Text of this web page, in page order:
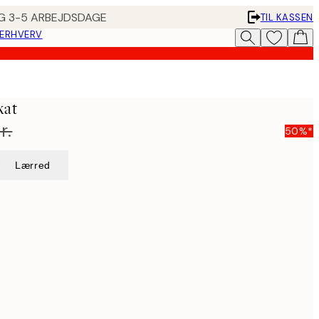
3-5 ARBEJDSDAGE
TIL KASSEN
50%*
Lærred